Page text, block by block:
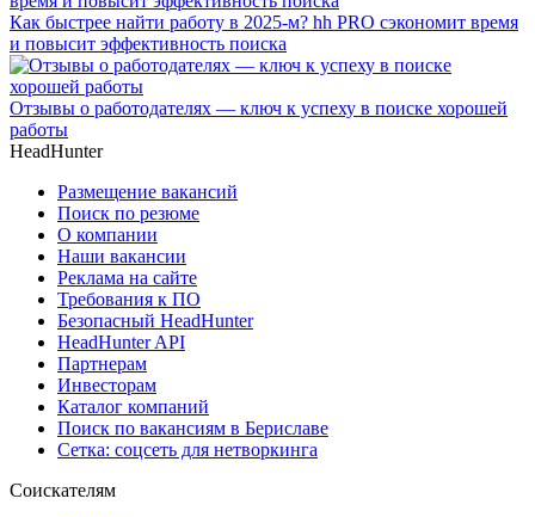
Как быстрее найти работу в 2025-м? hh PRO сэкономит время
и повысит эффективность поиска
Отзывы о работодателях — ключ к успеху в поиске хорошей
работы
HeadHunter
Размещение вакансий
Поиск по резюме
О компании
Наши вакансии
Реклама на сайте
Требования к ПО
Безопасный HeadHunter
HeadHunter API
Партнерам
Инвесторам
Каталог компаний
Поиск по вакансиям в Бериславе
Сетка: соцсеть для нетворкинга
Соискателям